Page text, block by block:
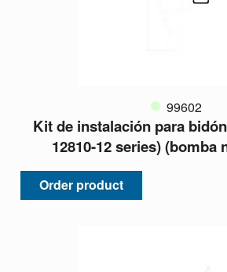
99602
Kit de instalación para
12810-12 series) (bomba
Order product